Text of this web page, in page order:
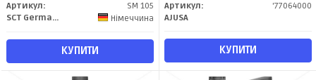
Артикул:
SM 105
SCT Germany
Німеччина
КУПИТИ
Артикул:
'77064000
AJUSA
КУПИТИ